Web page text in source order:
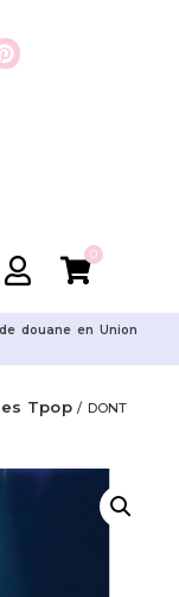
0
douane en Union
Tpop/ DONT